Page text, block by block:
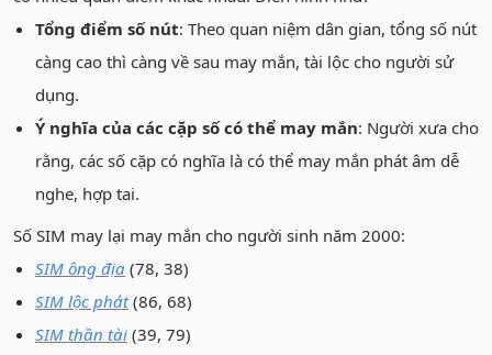
Tổng điểm số nút: Theo quan niệm dân gian, tổng số nút
càng cao thì càng về sau may mắn, tài lộc cho người sử
dụng.
Ý nghĩa của các cặp số có thể may mắn: Người xưa cho
rằng, các số cặp có nghĩa là có thể may mắn phát âm dễ
nghe, hợp tai.
Số SIM may lại may mắn cho người sinh năm 2000:
SIM ông địa (78, 38)
SIM lộc phát(86, 68)
SIM thần tài (39, 79)